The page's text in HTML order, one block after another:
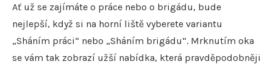
Ať už se zajímáte o práce nebo o brigádu, bude
nejlepší, když si na horní liště vyberete variantu
„Sháním práci“ nebo „Sháním brigádu“. Mrknutím oka
se vám tak zobrazí užší nabídka, která pravděpodobněji